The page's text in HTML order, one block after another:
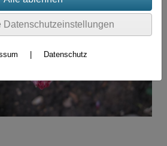
Datenschutzeinstellungen
Datenschutz